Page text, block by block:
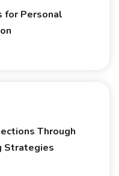
for Personal
Through
Strategies